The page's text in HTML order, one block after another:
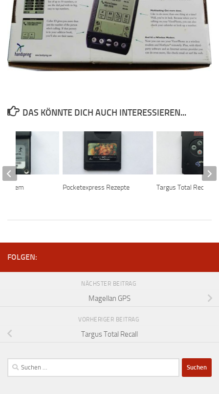
DAS KÖNNTE DICH AUCH INTERESSIEREN...
Pocketexpress Rezepte Targus Total Recall
Modem
FOLGEN:
NÄCHSTER BEITRAG
Magellan GPS
VORHERIGER BEITRAG
Targus Total Recall
Suchen
nach: